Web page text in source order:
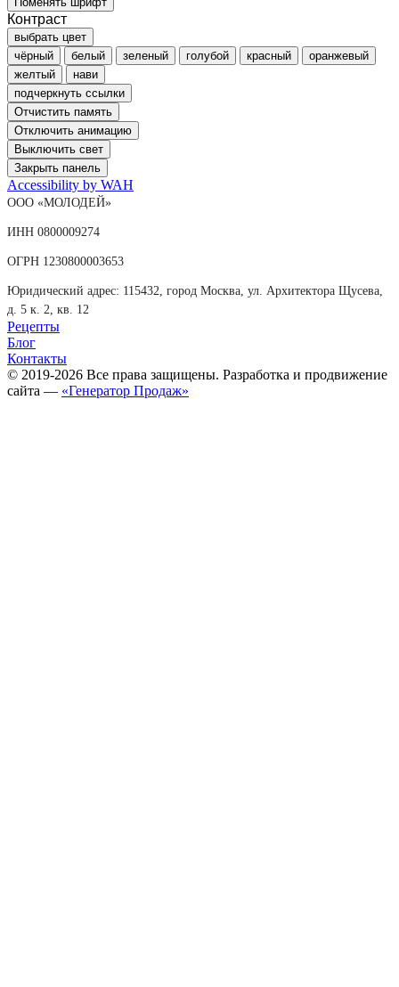
Контраст
выбрать цвет
чёрный
белый зеленый голубой красный
оранжевый
желтый
нави
подчеркнуть ссылки
Отчистить память
Отключить анимацию
Выключить свет
Закрыть панель
Accessibility by WAH
ООО «МОЛОДЕЙ»
ИНН 0800009274
ОГРН 1230800003653
Юридический адрес: 115432, город Москва, ул. Архитектора Щусева,
д. 5 к. 2, кв. 12
Рецепты
Блог
Контакты
© 2019-2026 Все права защищены. Разработка и продвижение
сайта — «Генератор Продаж»